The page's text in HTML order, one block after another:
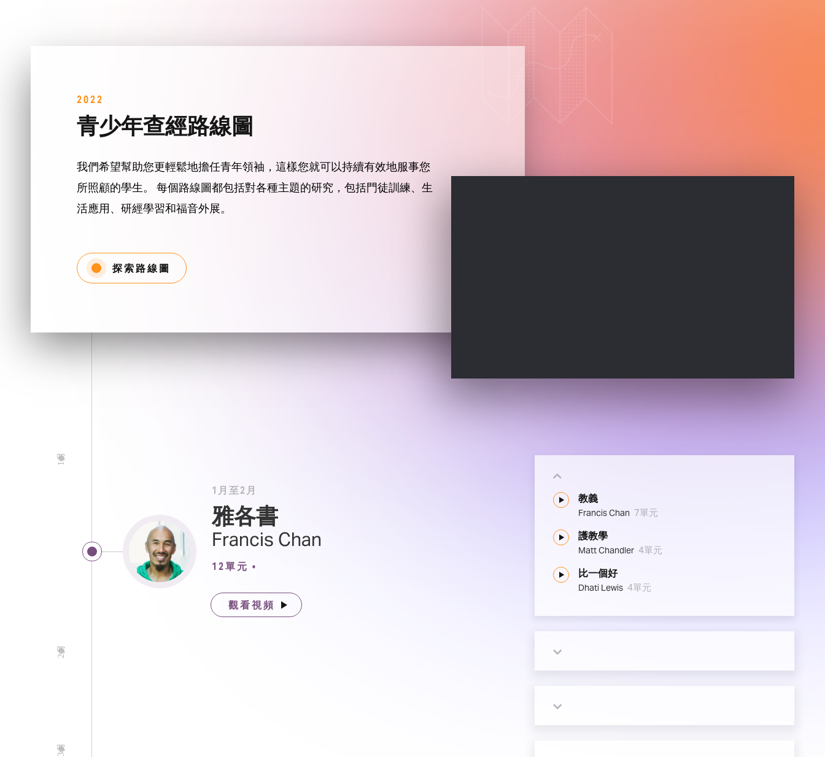
2022
青少年查經路線圖
我們希望幫助您更輕鬆地擔任青年領袖，這樣您就可以持續有效地服事您
所照顧的學生。 每個路線圖都包括對各種主題的研究，包括門徒訓練、生
活應用、研經學習和福音外展。
探索路線圖
1月
1月至2月
雅各書
Francis Chan
12單元 •
觀看視頻
2月
3月
教義
Francis Chan 7單元
護教學
Matt Chandler 4單元
比一個好
Dhati Lewis 4單元